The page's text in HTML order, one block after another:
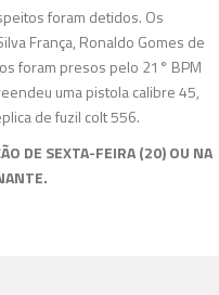
foram detidos. Os
França, Ronaldo Gomes de
foram presos pelo 21° BPM
uma pistola calibre 45,
de fuzil colt 556.
DE SEXTA-FEIRA (20) OU NA